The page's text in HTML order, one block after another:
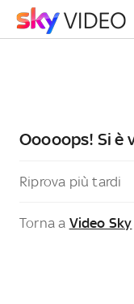
Ooooops! Si è
Riprova più tardi
Torna a Video Sky